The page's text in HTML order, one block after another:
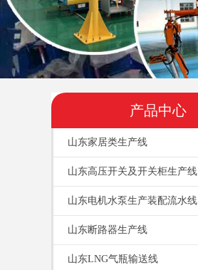
产品中心
山东家居类生产线
山东高压开关及开关柜生产线
山东电机水泵生产装配流水线
山东断路器生产线
山东LNG气瓶输送线